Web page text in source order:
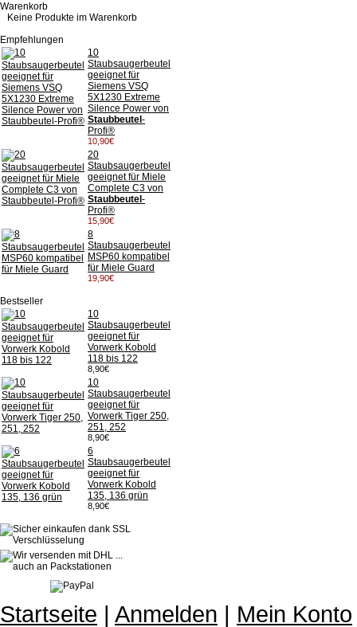
Warenkorb
Keine Produkte im Warenkorb
Empfehlungen
10
Staubsaugerbeutel
geeignet für
Siemens VSQ
5X1230 Extreme
Silence Power von
Staubbeutel -
Profi®
10,90€
20
Staubsaugerbeutel
geeignet für Miele
Complete C3 von
Staubbeutel -
Profi®
15,90€
8
Staubsaugerbeutel
MSP60 kompatibel
für Miele Guard
19,90€
Bestseller
10
Staubsaugerbeutel
geeignet für
Vorwerk Kobold
118 bis 122
8,90€
10
Staubsaugerbeutel
geeignet für
Vorwerk Tiger 250,
251, 252
8,90€
6
Staubsaugerbeutel
geeignet für
Vorwerk Kobold
135, 136 grün
8,90€
Startseite | Anmelden | Mein Konto